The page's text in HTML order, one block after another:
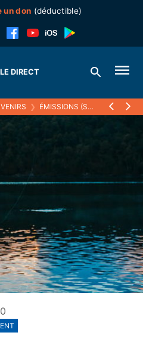
un don (déductible)
LE DIRECT
❯ ÉMISSIONS (SOUVENIRS) ❯